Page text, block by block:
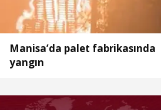
Manisa’da palet fabrikasında
yangın